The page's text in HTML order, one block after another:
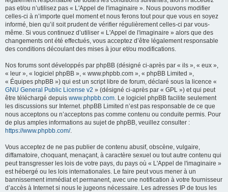
pas et/ou n’utilisez pas « L'Appel de l'imaginaire ». Nous pouvons modifier
celles-ci à n’importe quel moment et nous ferons tout pour que vous en soyez
informé, bien qu’il soit prudent de vérifier régulièrement celles-ci par vous-
même. Si vous continuez d’utiliser « L'Appel de l'imaginaire » alors que des
changements ont été effectués, vous acceptez d’être légalement responsable
des conditions découlant des mises à jour et/ou modifications.
Nos forums sont développés par phpBB (désigné ci-après par « ils », « eux »,
« leur », « logiciel phpBB », « www.phpbb.com », « phpBB Limited »,
« Équipes phpBB ») qui est un script libre de forum, déclaré sous la licence «
GNU General Public License v2 » (désigné ci-après par « GPL ») et qui peut
être téléchargé depuis www.phpbb.com. Le logiciel phpBB facilite seulement
les discussions sur Internet. phpBB Limited n’est pas responsable de ce que
nous acceptons ou n’acceptons pas comme contenu ou conduite permis. Pour
de plus amples informations au sujet de phpBB, veuillez consulter :
https://www.phpbb.com/.
Vous acceptez de ne pas publier de contenu abusif, obscène, vulgaire,
diffamatoire, choquant, menaçant, à caractère sexuel ou tout autre contenu qui
peut transgresser les lois de votre pays, du pays où « L'Appel de l'imaginaire »
est hébergé ou les lois internationales. Le faire peut vous mener à un
bannissement immédiat et permanent, avec une notification à votre fournisseur
d’accès à Internet si nous le jugeons nécessaire. Les adresses IP de tous les